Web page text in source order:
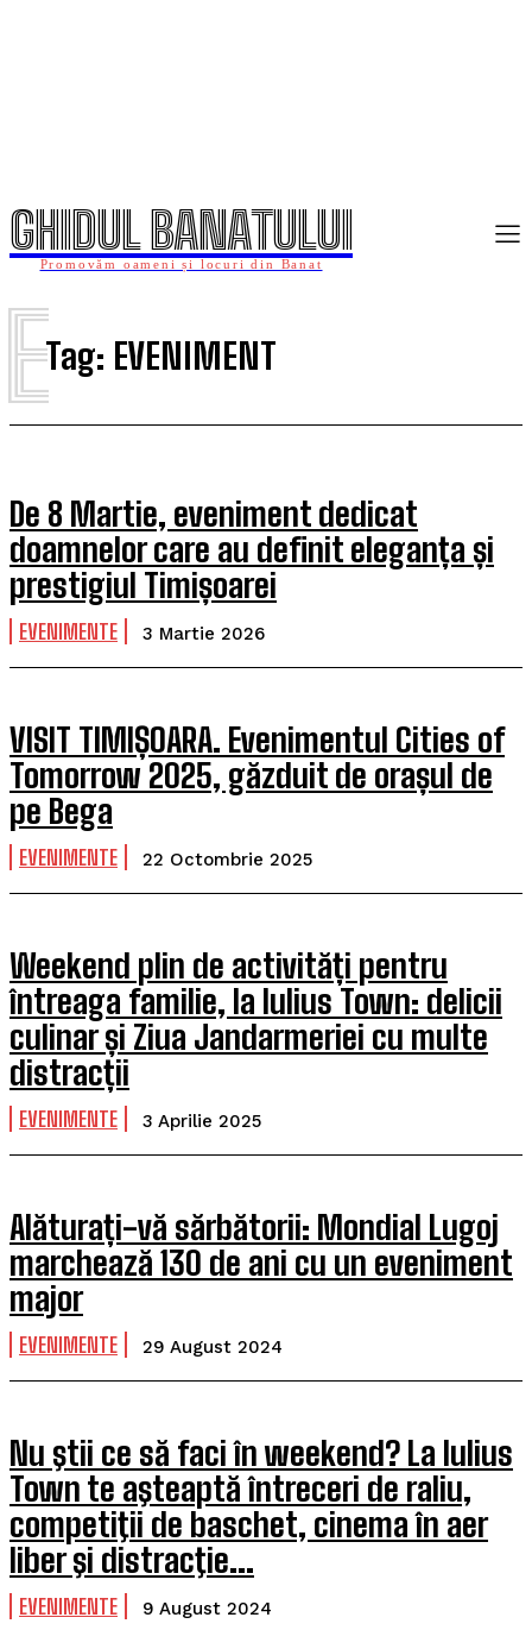
GHIDUL BANATULUI
Promovăm oameni și locuri din Banat
Tag: EVENIMENT
E
De 8 Martie, eveniment dedicat
doamnelor care au definit eleganța și
prestigiul Timișoarei
EVENIMENTE 3 Martie 2026
VISIT TIMIȘOARA. Evenimentul Cities of
Tomorrow 2025, găzduit de orașul de
pe Bega
EVENIMENTE 22 Octombrie 2025
Weekend plin de activități pentru
întreaga familie, la Iulius Town: delicii
culinar și Ziua Jandarmeriei cu multe
distracții
EVENIMENTE 3 Aprilie 2025
Alăturați-vă sărbătorii: Mondial Lugoj
marchează 130 de ani cu un eveniment
major
EVENIMENTE 29 August 2024
Nu ştii ce să faci în weekend? La Iulius
Town te aşteaptă întreceri de raliu,
competiţii de baschet, cinema în aer
liber şi distracţie...
EVENIMENTE 9 August 2024